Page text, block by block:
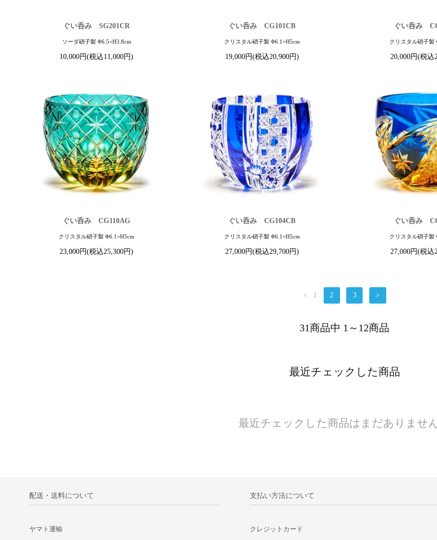
ぐい呑み SG201CR
ソーダ硝子製 Φ6.5×H3.8cm
10,000円(税込11,000円)
ぐい呑み CG101CB
クリスタル硝子製 Φ6.1×H5cm
19,000円(税込20,900円)
ぐい呑み
クリスタル硝子製
20,000円(税込
ぐい呑み CG110AG
クリスタル硝子製 Φ6.1×H5cm
23,000円(税込25,300円)
ぐい呑み CG104CB
クリスタル硝子製 Φ6.1×H5cm
27,000円(税込29,700円)
ぐい呑み
クリスタル硝子製
27,000円(税込
< 1 2 3 >
31商品中 1～12商品
最近チェックした商品
最近チェックした商品はまだありません
配送・送料について
ヤマト運輸
支払い方法について
クレジットカード